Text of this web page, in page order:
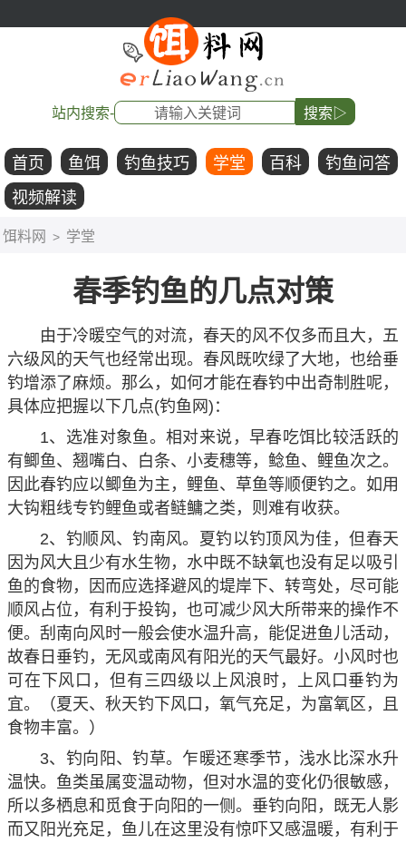
站内搜索- 搜索▷
首页 鱼饵 钓鱼技巧 学堂 百科
钓鱼问答
视频解读
饵料网 > 学堂
春季钓鱼的几点对策
由于冷暖空气的对流，春天的风不仅多而且大，五
六级风的天气也经常出现。春风既吹绿了大地，也给垂
钓增添了麻烦。那么，如何才能在春钓中出奇制胜呢，
具体应把握以下几点(钓鱼网)：
1、选准对象鱼。相对来说，早春吃饵比较活跃的
有鲫鱼、翘嘴白、白条、小麦穗等，鲶鱼、鲤鱼次之。
因此春钓应以鲫鱼为主，鲤鱼、草鱼等顺便钓之。如用
大钩粗线专钓鲤鱼或者鲢鳙之类，则难有收获。
2、钓顺风、钓南风。夏钓以钓顶风为佳，但春天
因为风大且少有水生物，水中既不缺氧也没有足以吸引
鱼的食物，因而应选择避风的堤岸下、转弯处，尽可能
顺风占位，有利于投钩，也可减少风大所带来的操作不
便。刮南向风时一般会使水温升高，能促进鱼儿活动，
故春日垂钓，无风或南风有阳光的天气最好。小风时也
可在下风口，但有三四级以上风浪时，上风口垂钓为
宜。（夏天、秋天钓下风口，氧气充足，为富氧区，且
食物丰富。）
3、钓向阳、钓草。乍暖还寒季节，浅水比深水升
温快。鱼类虽属变温动物，但对水温的变化仍很敏感，
所以多栖息和觅食于向阳的一侧。垂钓向阳，既无人影
而又阳光充足，鱼儿在这里没有惊吓又感温暖，有利于